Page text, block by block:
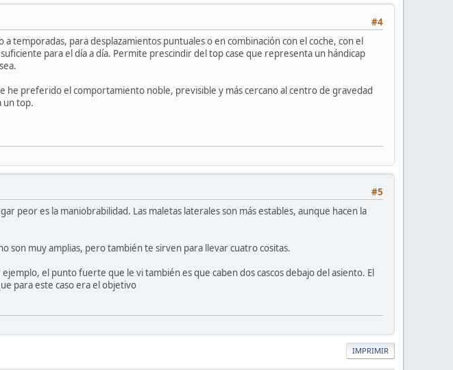
#4
temporadas, para desplazamientos puntuales o en combinación con el coche, con el
para el día a día. Permite prescindir del top case que representa un hándicap
preferido el comportamiento noble, previsible y más cercano al centro de gravedad
un top.
#5
peor es la maniobrabilidad. Las maletas laterales son más estables, aunque hacen la
son muy amplias, pero también te sirven para llevar cuatro cositas.
el punto fuerte que le vi también es que caben dos cascos debajo del asiento. El
para este caso era el objetivo
IMPRIMIR